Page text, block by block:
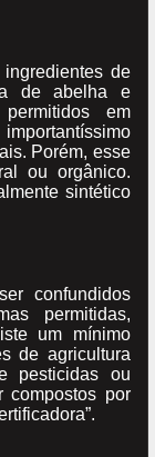
de
de abelha e
em
Porém, esse
ou orgânico.
sintético
confundidos
permitidas,
um mínimo
de agricultura
pesticidas ou
compostos por